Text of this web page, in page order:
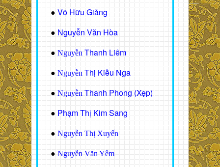
● Võ Hữu Giảng
● Nguyễn Văn Hòa
● Nguyễn Thanh Liêm
● Nguyễn Thị Kiều Nga
● Nguyễn Thanh Phong (Xẹp)
● Phạm Thị Kim Sang
● Nguyễn Thị Xuyến
● Nguyễn Văn Yêm